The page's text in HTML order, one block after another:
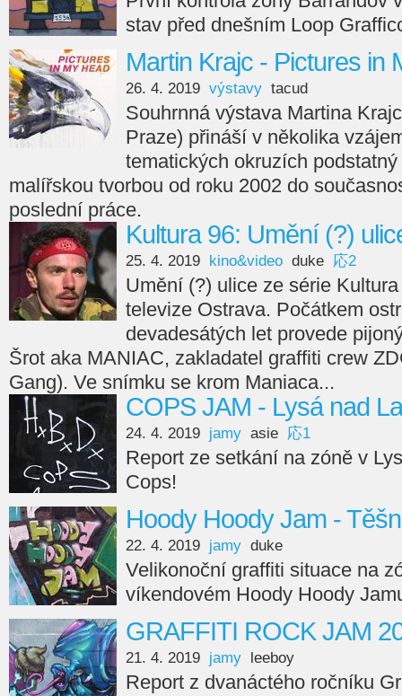
stav před dnešním Loop
Martin Krajc - Pictures in
26. 4. 2019 výstavy tacud
Souhrnná výstava Martina
Praze) přináší v několika
tematických okruzích
malířskou tvorbou od roku 2002 do
poslední práce.
Kultura 96: Umění (?)
25. 4. 2019 kino&video duke 応2
Umění (?) ulice ze série
televize Ostrava. Počátkem
devadesátých let provede
Šrot aka MANIAC, zakladatel graffiti crew
Gang). Ve snímku se krom Maniaca...
COPS JAM - Lysá nad
24. 4. 2019 jamy asie 応1
Report ze setkání na zóně v
Cops!
Hoody Hoody Jam -
22. 4. 2019 jamy duke
Velikonoční graffiti situace na
víkendovém Hoody Hoody
GRAFFITI ROCK JAM
21. 4. 2019 jamy leeboy
Report z dvanáctého ročníku